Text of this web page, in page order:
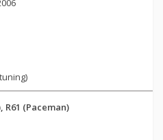
R61 (Paceman)